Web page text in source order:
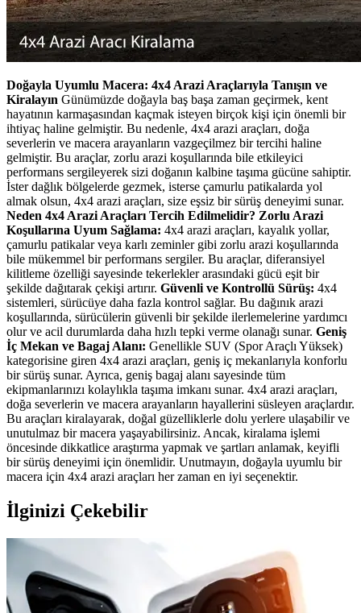
Doğayla Uyumlu Macera: 4x4 Arazi Araçlarıyla Tanışın ve
Kiralayın Günümüzde doğayla baş başa zaman geçirmek, kent
hayatının karmaşasından kaçmak isteyen birçok kişi için önemli bir
ihtiyaç haline gelmiştir. Bu nedenle, 4x4 arazi araçları, doğa
severlerin ve macera arayanların vazgeçilmez bir tercihi haline
gelmiştir. Bu araçlar, zorlu arazi koşullarında bile etkileyici
performans sergileyerek sizi doğanın kalbine taşıma gücüne sahiptir.
İster dağlık bölgelerde gezmek, isterse çamurlu patikalarda yol
almak olsun, 4x4 arazi araçları, size eşsiz bir sürüş deneyimi sunar.
Neden 4x4 Arazi Araçları Tercih Edilmelidir? Zorlu Arazi
Koşullarına Uyum Sağlama: 4x4 arazi araçları, kayalık yollar,
çamurlu patikalar veya karlı zeminler gibi zorlu arazi koşullarında
bile mükemmel bir performans sergiler. Bu araçlar, diferansiyel
kilitleme özelliği sayesinde tekerlekler arasındaki gücü eşit bir
şekilde dağıtarak çekişi artırır. Güvenli ve Kontrollü Sürüş: 4x4
sistemleri, sürücüye daha fazla kontrol sağlar. Bu dağınık arazi
koşullarında, sürücülerin güvenli bir şekilde ilerlemelerine yardımcı
olur ve acil durumlarda daha hızlı tepki verme olanağı sunar. Geniş
İç Mekan ve Bagaj Alanı: Genellikle SUV (Spor Araçlı Yüksek)
kategorisine giren 4x4 arazi araçları, geniş iç mekanlarıyla konforlu
bir sürüş sunar. Ayrıca, geniş bagaj alanı sayesinde tüm
ekipmanlarınızı kolaylıkla taşıma imkanı sunar. 4x4 arazi araçları,
doğa severlerin ve macera arayanların hayallerini süsleyen araçlardır.
Bu araçları kiralayarak, doğal güzelliklerle dolu yerlere ulaşabilir ve
unutulmaz bir macera yaşayabilirsiniz. Ancak, kiralama işlemi
öncesinde dikkatlice araştırma yapmak ve şartları anlamak, keyifli
bir sürüş deneyimi için önemlidir. Unutmayın, doğayla uyumlu bir
macera için 4x4 arazi araçları her zaman en iyi seçenektir.
İlginizi Çekebilir